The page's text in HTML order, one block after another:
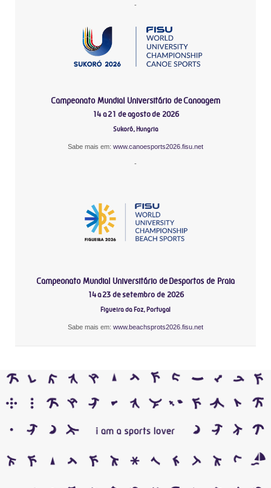
-
Campeonato Mundial Universitário de Canoagem
14 a 21 de agosto de 2026
Sukoró, Hungria
Sabe mais em: www.canoesports2026.fisu.net
-
Campeonato Mundial Universitário de Desportos de Praia
14 a 23 de setembro de 2026
Figueira da Foz, Portugal
Sabe mais em: www.beachsprots2026.fisu.net